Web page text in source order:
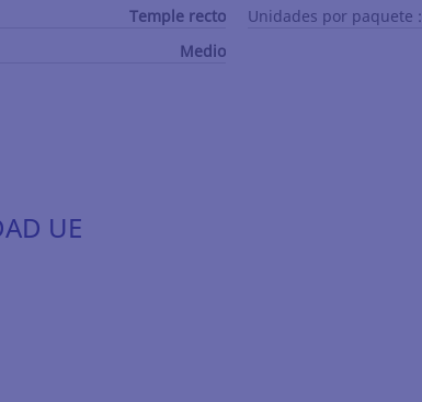
Temple recto Unidades por paquete :
Medio
UE